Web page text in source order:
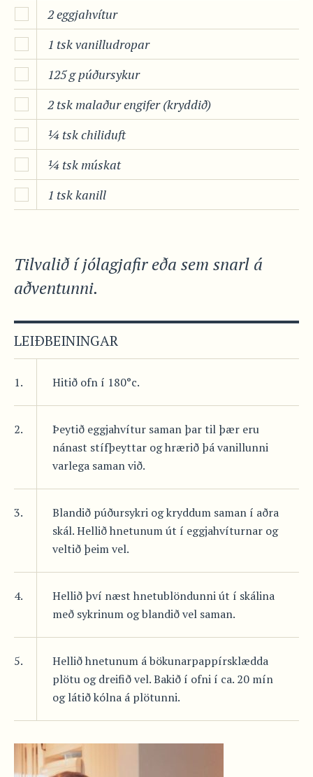
2 eggjahvítur
1 tsk vanilludropar
125 g púðursykur
2 tsk malaður engifer (kryddið)
¼ tsk chiliduft
¼ tsk múskat
1 tsk kanill
Tilvalið í jólagjafir eða sem snarl á
aðventunni.
LEIÐBEININGAR
1. Hitið ofn í 180°c.
2.
Þeytið eggjahvítur saman þar til þær eru
nánast stífþeyttar og hrærið þá vanillunni
varlega saman við.
3.
Blandið púðursykri og kryddum saman í aðra
skál. Hellið hnetunum út í eggjahvíturnar og
veltið þeim vel.
4.
Hellið því næst hnetublöndunni út í skálina
með sykrinum og blandið vel saman.
5.
Hellið hnetunum á bökunarpappírsklædda
plötu og dreifið vel. Bakið í ofni í ca. 20 mín
og látið kólna á plötunni.